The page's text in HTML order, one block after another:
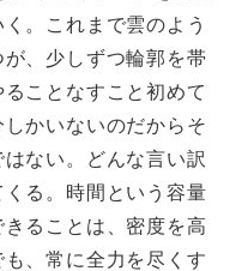
。これまで雲のよう
、少しずつ輪郭を帯
ことなすこと初めて
かいないのだからそ
ない。どんな言い訳
る。時間という容量
ることは、密度を高
、常に全力を尽くす